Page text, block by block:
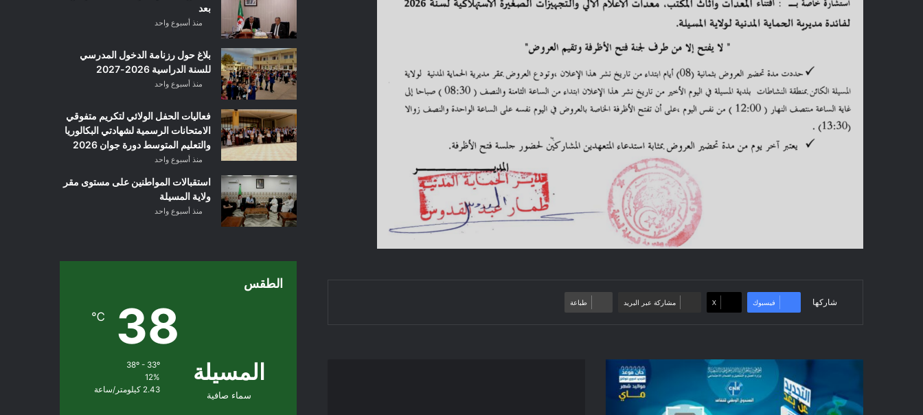
شاركها فيسبوك ‫X مشاركة عبر البريد طباعة
الوطنية
للتعريف
بعد
منذ أسبوع واحد
بلاغ حول رزنامة الدخول المدرسي
للسنة الدراسية 2026-2027
منذ أسبوع واحد
فعاليات الحفل الولائي لتكريم متفوقي
الامتحانات الرسمية لشهادتي البكالوريا
والتعليم المتوسط دورة جوان 2026
منذ أسبوع واحد
استقبالات المواطنين على مستوى مقر
ولاية المسيلة
منذ أسبوع واحد
الطقس
المسيلة
سماء صافية
38
℃
38º - 33º
12%
2.43 كيلومتر/ساعة